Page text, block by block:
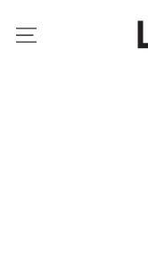
CONTINGUT